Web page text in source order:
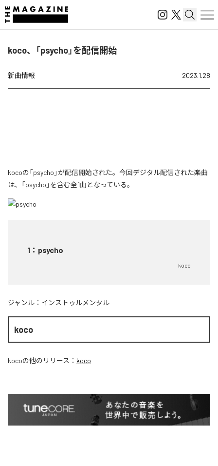
koco、「psycho」を配信開始
新曲情報 2023.1.28
kocoの「psycho」が配信開始された。今回デジタル配信された楽曲
は、「psycho」を含む全1曲となっている。
1 ： psycho
koco
ジャンル： インストゥルメンタル
koco
kocoの他のリリース： koco